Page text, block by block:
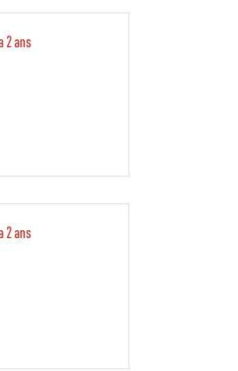
2 ans
2 ans